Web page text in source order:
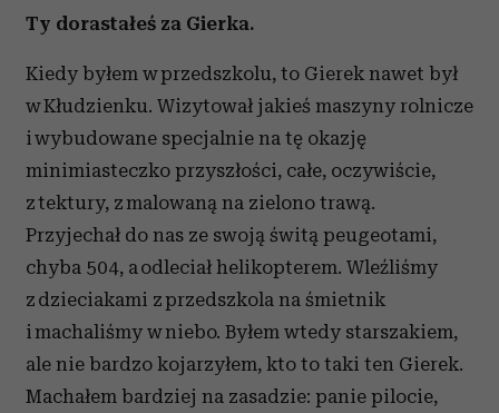
Ty dorastałeś za Gierka.
Kiedy byłem w przedszkolu, to Gierek nawet był
w Kłudzienku. Wizytował jakieś maszyny rolnicze
i wybudowane specjalnie na tę okazję
minimiasteczko przyszłości, całe, oczywiście,
z tektury, z malowaną na zielono trawą.
Przyjechał do nas ze swoją świtą peugeotami,
chyba 504, a odleciał helikopterem. Wleźliśmy
z dzieciakami z przedszkola na śmietnik
i machaliśmy w niebo. Byłem wtedy starszakiem,
ale nie bardzo kojarzyłem, kto to taki ten Gierek.
Machałem bardziej na zasadzie: panie pilocie,